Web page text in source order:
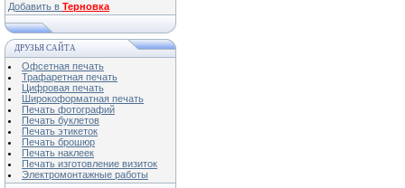
Добавить в Терновка
ДРУЗЬЯ САЙТА
Офсетная печать
Трафаретная печать
Цифровая печать
Широкоформатная печать
Печать фотографий
Печать буклетов
Печать этикеток
Печать брошюр
Печать наклеек
Печать изготовление визиток
Электромонтажные работы